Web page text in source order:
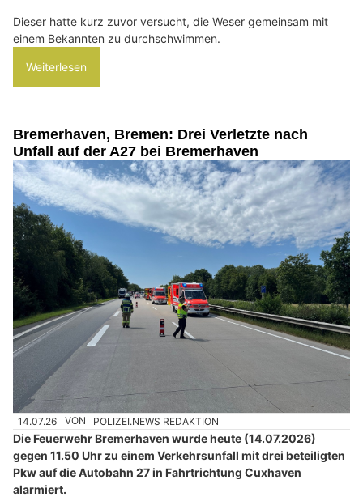
Dieser hatte kurz zuvor versucht, die Weser gemeinsam mit
einem Bekannten zu durchschwimmen.
Weiterlesen
Bremerhaven, Bremen: Drei Verletzte nach
Unfall auf der A27 bei Bremerhaven
14.07.26 VON POLIZEI.NEWS REDAKTION
Die Feuerwehr Bremerhaven wurde heute (14.07.2026)
gegen 11.50 Uhr zu einem Verkehrsunfall mit drei beteiligten
Pkw auf die Autobahn 27 in Fahrtrichtung Cuxhaven
alarmiert.